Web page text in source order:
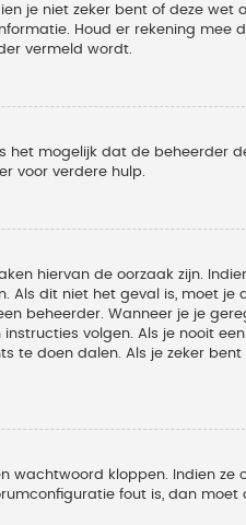
je niet zeker bent of deze wet
Houd er rekening mee
vermeld wordt.
het mogelijk dat de beheerder
voor verdere hulp.
hiervan de oorzaak zijn.
Als dit niet het geval is, moet je
beheerder. Wanneer je je
volgen. Als je nooit
te doen dalen. Als je zeker
wachtwoord kloppen. Indien ze
fout is, dan